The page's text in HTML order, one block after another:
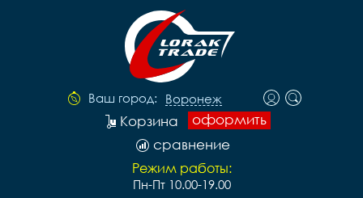
Ваш город: Воронеж
оформить
Корзина
сравнение
Режим работы:
Пн-Пт 10.00-19.00